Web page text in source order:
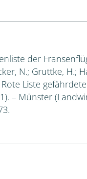
der
N.; Gruttke, H.;
Liste
– Münster